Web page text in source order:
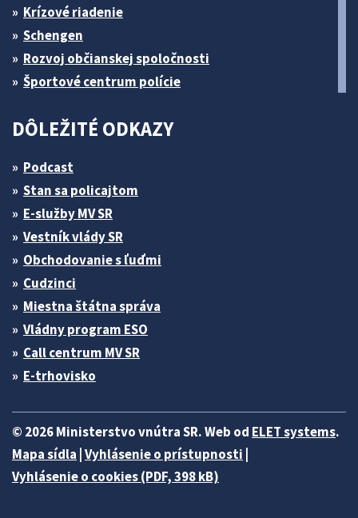
Krízové riadenie
Schengen
Rozvoj občianskej spoločnosti
Športové centrum polície
DÔLEŽITÉ ODKAZY
Podcast
Stan sa policajtom
E-služby MV SR
Vestník vlády SR
Obchodovanie s ľuďmi
Cudzinci
Miestna štátna správa
Vládny program ESO
Call centrum MV SR
E-trhovisko
© 2026 Ministerstvo vnútra SR. Web od ELET systems.
Mapa sídla |Vyhlásenie o prístupnosti |
Vyhlásenie o cookies (PDF, 398 kB)